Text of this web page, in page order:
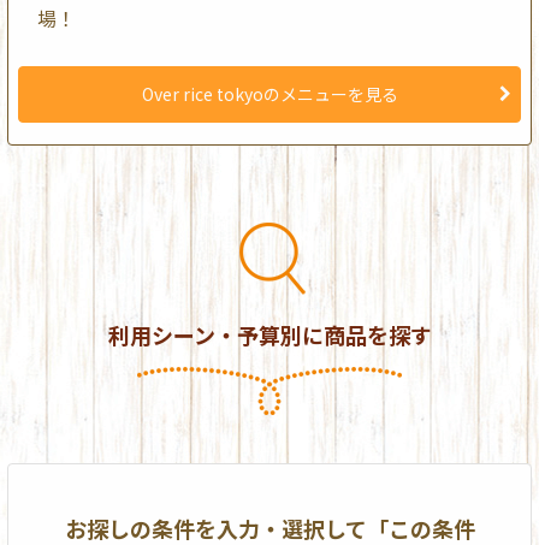
場！
Over rice tokyoのメニューを見る
利用シーン・予算別に商品を探す
お探しの条件を入力・選択して「この条件